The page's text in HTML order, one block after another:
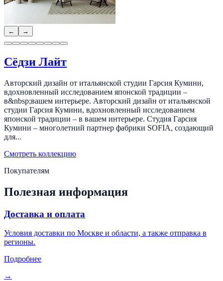
← →
Сёдзи Лайт
Авторский дизайн от итальянской студии Гарсия Кумини,
вдохновленный исследованием японской традиции –
в&nbsp;вашем интерьере. Авторский дизайн от итальянской
студии Гарсия Кумини, вдохновленный исследованием
японской традиции – в вашем интерьере. Студия Гарсия
Кумини – многолетний партнер фабрики SOFIA, создающий
для...
Смотреть коллекцию
Покупателям
Полезная информация
Доставка и оплата
Условия доставки по Москве и области, а также отправка в
регионы.
Подробнее
→